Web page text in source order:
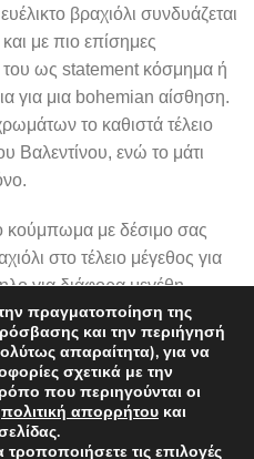
βραχιόλι συνδυάζεται
με πιο επίσημες
του ως statement κόσμημα ή
για μια bohemian αίσθηση.
το καθιστά τέλειο
Βαλεντίνου, ενώ το μάτι
κούμπωμα με δέσιμο σας
στο τέλειο μέγεθος για
για διάφορα μεγέθη
άνετη χρήση όλη
με αυτό το μοναδικό
μια ιστορία φροντίδας,
πραγματοποίηση της
και την περιήγησή
απαραίτητα), για να
σχετικά με την
που περιηγούνται οι
πολιτική απορρήτου και
τροποποιήσετε τις επιλογές